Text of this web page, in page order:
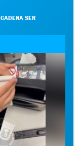
CADENA SER